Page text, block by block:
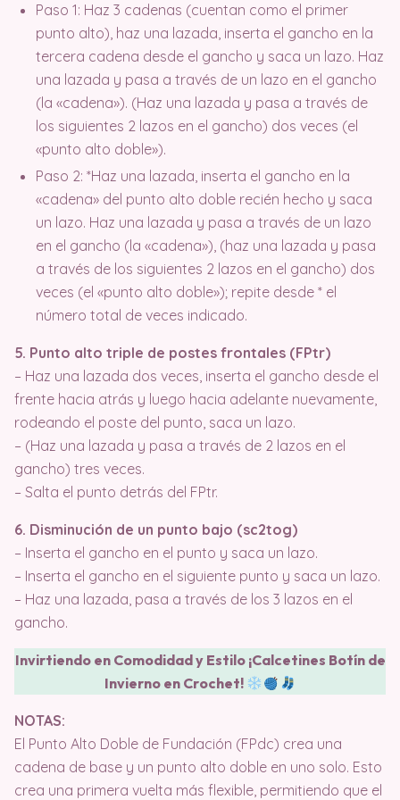
Paso 1: Haz 3 cadenas (cuentan como el primer
punto alto), haz una lazada, inserta el gancho en la
tercera cadena desde el gancho y saca un lazo. Haz
una lazada y pasa a través de un lazo en el gancho
(la «cadena»). (Haz una lazada y pasa a través de
los siguientes 2 lazos en el gancho) dos veces (el
«punto alto doble»).
Paso 2: *Haz una lazada, inserta el gancho en la
«cadena» del punto alto doble recién hecho y saca
un lazo. Haz una lazada y pasa a través de un lazo
en el gancho (la «cadena»), (haz una lazada y pasa
a través de los siguientes 2 lazos en el gancho) dos
veces (el «punto alto doble»); repite desde * el
número total de veces indicado.
5. Punto alto triple de postes frontales (FPtr)
– Haz una lazada dos veces, inserta el gancho desde el
frente hacia atrás y luego hacia adelante nuevamente,
rodeando el poste del punto, saca un lazo.
– (Haz una lazada y pasa a través de 2 lazos en el
gancho) tres veces.
– Salta el punto detrás del FPtr.
6. Disminución de un punto bajo (sc2tog)
– Inserta el gancho en el punto y saca un lazo.
– Inserta el gancho en el siguiente punto y saca un lazo.
– Haz una lazada, pasa a través de los 3 lazos en el
gancho.
Invirtiendo en Comodidad y Estilo ¡Calcetines Botín de
Invierno en Crochet!
NOTAS:
El Punto Alto Doble de Fundación (FPdc) crea una
cadena de base y un punto alto doble en uno solo. Esto
crea una primera vuelta más flexible, permitiendo que el